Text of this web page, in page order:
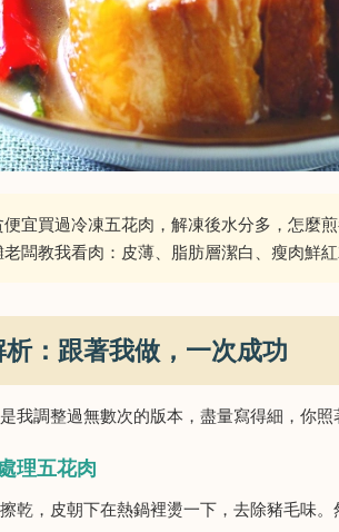
宜買過冷凍五花肉，解凍後水分多，怎麼
闆教我看肉：皮薄、脂肪層潔白、瘦肉鮮
：跟著我做，一次成功
我調整過無數次的版本，盡量寫得細，你
理五花肉
乾，皮朝下在熱鍋裡燙一下，去除豬毛味